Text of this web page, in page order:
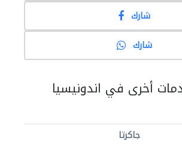
شارك
شارك
أخرى في اندونيسيا
جاكرتا